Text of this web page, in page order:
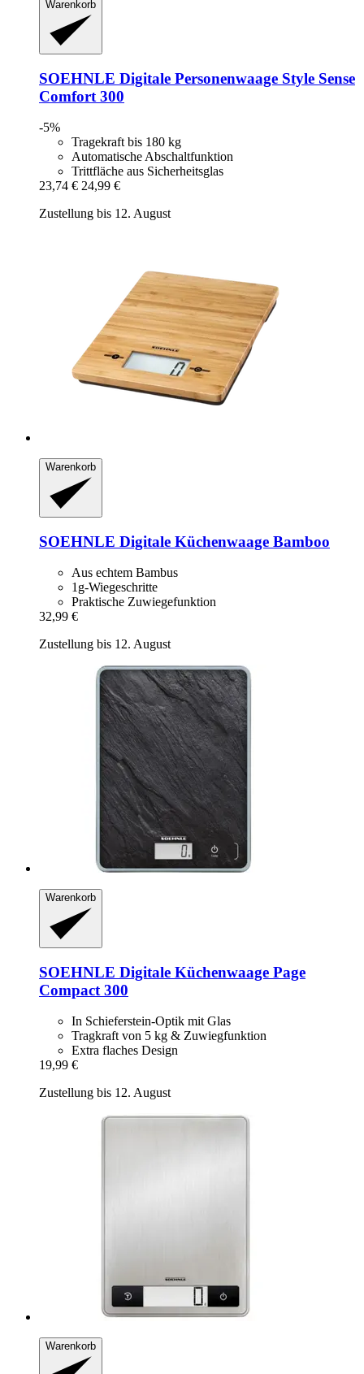
Warenkorb
SOEHNLE Digitale Personenwaage Style Sense
Comfort 300
-5%
Tragekraft bis 180 kg
Automatische Abschaltfunktion
Trittfläche aus Sicherheitsglas
23,74 € 24,99 €
Zustellung bis 12. August
Warenkorb
SOEHNLE Digitale Küchenwaage Bamboo
Aus echtem Bambus
1g-Wiegeschritte
Praktische Zuwiegefunktion
32,99 €
Zustellung bis 12. August
Warenkorb
SOEHNLE Digitale Küchenwaage Page
Compact 300
In Schieferstein-Optik mit Glas
Tragkraft von 5 kg & Zuwiegfunktion
Extra flaches Design
19,99 €
Zustellung bis 12. August
Warenkorb